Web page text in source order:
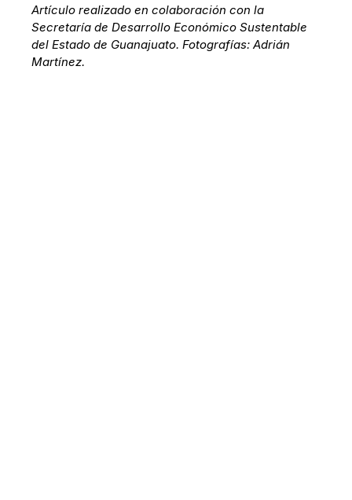
Artículo realizado en colaboración con la
Secretaría de Desarrollo Económico Sustentable
del Estado de Guanajuato. Fotografías: Adrián
Martínez.